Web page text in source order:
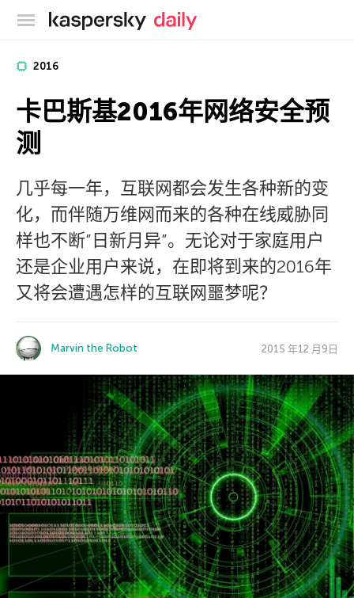
卡巴斯基官方博客
2016
卡巴斯基2016年网络安全预
测
几乎每一年，互联网都会发生各种新的变
化，而伴随万维网而来的各种在线威胁同
样也不断”日新月异”。无论对于家庭用户
还是企业用户来说，在即将到来的2016年
又将会遭遇怎样的互联网噩梦呢？
Marvin the Robot 2015 年12 月9日